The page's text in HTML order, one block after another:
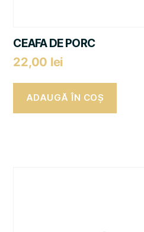
CEAFA DE PORC
22,00 lei
ADAUGĂ ÎN COȘ